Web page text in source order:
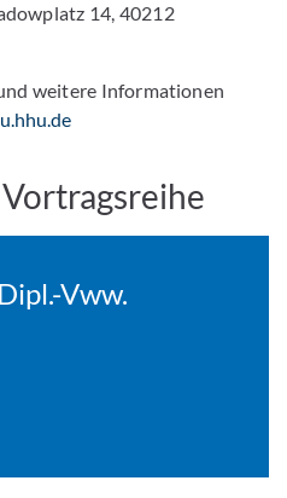
14, 40212
weitere Informationen
Vww.